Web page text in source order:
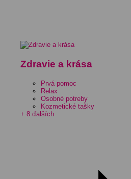
Zdravie a krása
Prvá pomoc
Relax
Osobné potreby
Kozmetické tašky
+ 8 ďalších